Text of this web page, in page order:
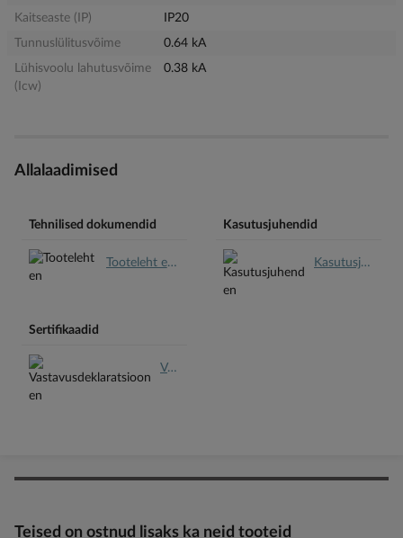
Kaitseaste (IP)
IP20
Tunnuslülitusvõime
0.64 kA
Lühisvoolu lahutusvõime
(Icw)
0.38 kA
Allalaadimised
Tehnilised dokumendid
Tooteleht en.pdf
Kasutusjuhendid
Kasutusjuhend en.pdf
Sertifikaadid
Vastavusdeklaratsioon en.pdf
Teised on ostnud lisaks ka neid tooteid